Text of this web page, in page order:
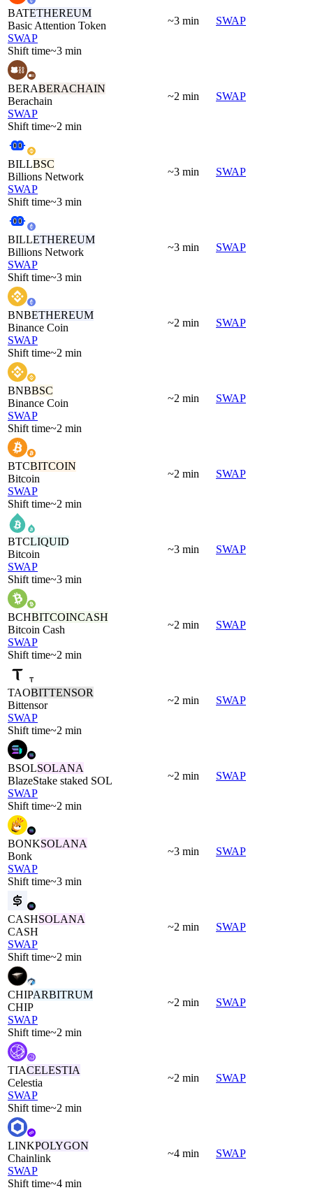
BATETHEREUM
Basic Attention Token
SWAP
Shift time~3 min
~3 min SWAP
BERABERACHAIN
Berachain
SWAP
Shift time~2 min
~2 min SWAP
BILLBSC
Billions Network
SWAP
Shift time~3 min
~3 min SWAP
BILLETHEREUM
Billions Network
SWAP
Shift time~3 min
~3 min SWAP
BNBETHEREUM
Binance Coin
SWAP
Shift time~2 min
~2 min SWAP
BNBBSC
Binance Coin
SWAP
Shift time~2 min
~2 min SWAP
BTCBITCOIN
Bitcoin
SWAP
Shift time~2 min
~2 min SWAP
BTCLIQUID
Bitcoin
SWAP
Shift time~3 min
~3 min SWAP
BCHBITCOINCASH
Bitcoin Cash
SWAP
Shift time~2 min
~2 min SWAP
TAOBITTENSOR
Bittensor
SWAP
Shift time~2 min
~2 min SWAP
BSOLSOLANA
BlazeStake staked SOL
SWAP
Shift time~2 min
~2 min SWAP
BONKSOLANA
Bonk
SWAP
Shift time~3 min
~3 min SWAP
CASHSOLANA
CASH
SWAP
Shift time~2 min
~2 min SWAP
CHIPARBITRUM
CHIP
SWAP
Shift time~2 min
~2 min SWAP
TIACELESTIA
Celestia
SWAP
Shift time~2 min
~2 min SWAP
LINKPOLYGON
Chainlink
SWAP
Shift time~4 min
~4 min SWAP